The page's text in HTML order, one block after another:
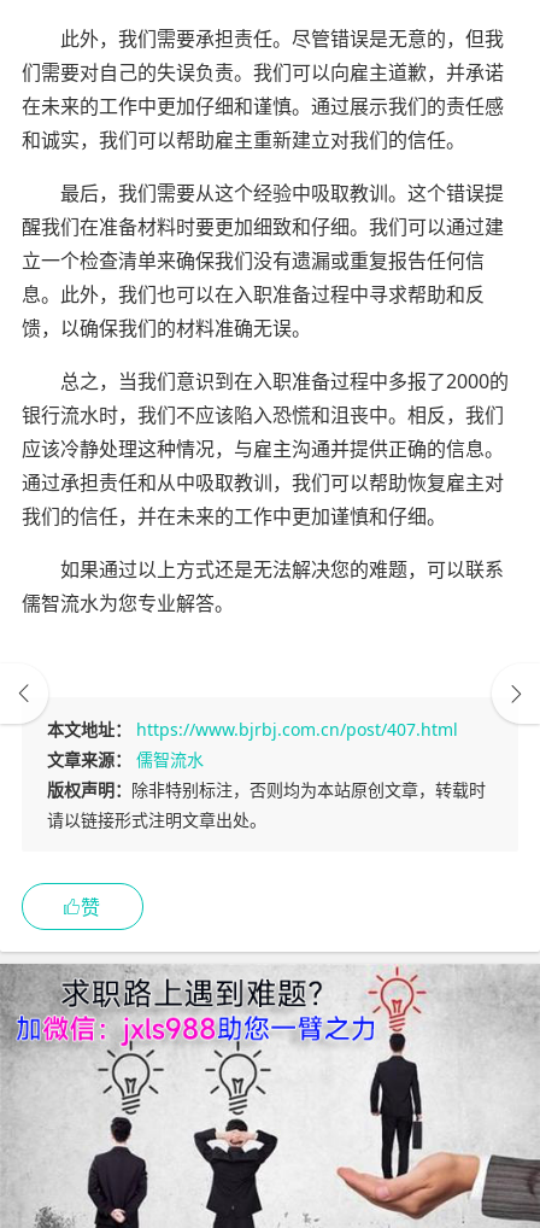
此外，我们需要承担责任。尽管错误是无意的，但我
们需要对自己的失误负责。我们可以向雇主道歉，并承诺
在未来的工作中更加仔细和谨慎。通过展示我们的责任感
和诚实，我们可以帮助雇主重新建立对我们的信任。
最后，我们需要从这个经验中吸取教训。这个错误提
醒我们在准备材料时要更加细致和仔细。我们可以通过建
立一个检查清单来确保我们没有遗漏或重复报告任何信
息。此外，我们也可以在入职准备过程中寻求帮助和反
馈，以确保我们的材料准确无误。
总之，当我们意识到在入职准备过程中多报了2000的
银行流水时，我们不应该陷入恐慌和沮丧中。相反，我们
应该冷静处理这种情况，与雇主沟通并提供正确的信息。
通过承担责任和从中吸取教训，我们可以帮助恢复雇主对
我们的信任，并在未来的工作中更加谨慎和仔细。
如果通过以上方式还是无法解决您的难题，可以联系
儒智流水为您专业解答。
本文地址：
https://www.bjrbj.com.cn/post/407.html
文章来源：
儒智流水
版权声明： 除非特别标注，否则均为本站原创文章，转载时
请以链接形式注明文章出处。
赞